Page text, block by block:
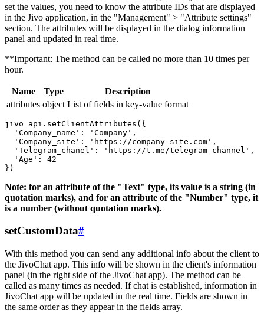
set the values, you need to know the attribute IDs that are displayed
in the Jivo application, in the "Management" > "Attribute settings"
section. The attributes will be displayed in the dialog information
panel and updated in real time.
**Important: The method can be called no more than 10 times per
hour.
Name Type
Description
attributes object List of fields in key-value format
jivo_api.setClientAttributes({
  'Company_name': 'Company',
  'Company_site': 'https://company-site.com',
  'Telegram_chanel': 'https://t.me/telegram-channel',
  'Age': 42
Note: for an attribute of the "Text" type, its value is a string (in
quotation marks), and for an attribute of the "Number" type, it
is a number (without quotation marks).
setCustomData#
With this method you can send any additional info about the client to
the JivoChat app. This info will be shown in the client's information
panel (in the right side of the JivoChat app). The method can be
called as many times as needed. If chat is established, information in
JivoChat app will be updated in the real time. Fields are shown in
the same order as they appear in the fields array.